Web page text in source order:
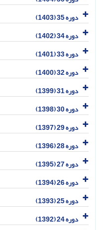
دوره 35 (1403)
دوره 34 (1402)
دوره 33 (1401)
دوره 32 (1400)
دوره 31 (1399)
دوره 30 (1398)
دوره 29 (1397)
دوره 28 (1396)
دوره 27 (1395)
دوره 26 (1394)
دوره 25 (1393)
دوره 24 (1392)